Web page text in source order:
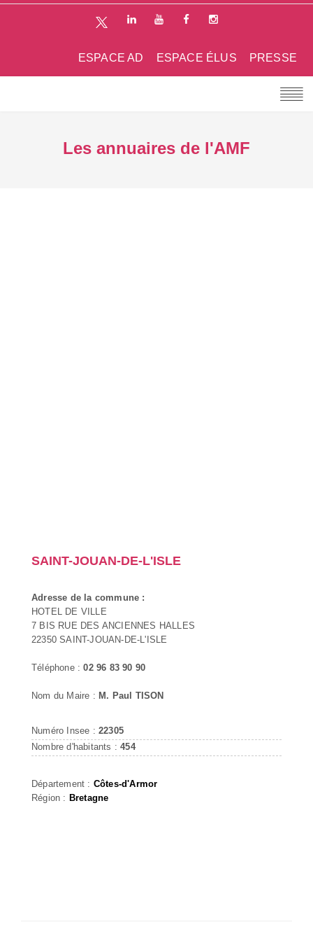
PRESSE
ESPACE ÉLUS
ESPACE AD
Les annuaires de l'AMF
SAINT-JOUAN-DE-L'ISLE
Adresse de la commune :
HOTEL DE VILLE
7 BIS RUE DES ANCIENNES HALLES
22350 SAINT-JOUAN-DE-L'ISLE
Téléphone :02 96 83 90 90
Nom du Maire : M. Paul TISON
Numéro Insee : 22305
Nombre d'habitants :454
Département : Côtes-d'Armor
Région : Bretagne